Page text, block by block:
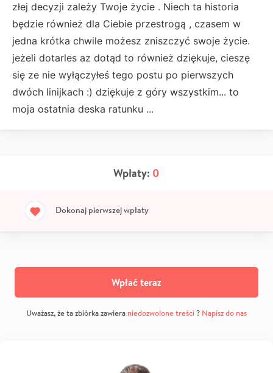
złej decyzji zależy Twoje życie . Niech ta historia
będzie również dla Ciebie przestrogą , czasem w
jedna krótka chwile możesz zniszczyć swoje życie.
jeżeli dotarles az dotąd to również dziękuje, cieszę
się ze nie wyłączyłeś tego postu po pierwszych
dwóch linijkach :) dziękuje z góry wszystkim... to
moja ostatnia deska ratunku ...
Wpłaty: 0
Dokonaj pierwszej wpłaty
Wpłać teraz
Uważasz, że ta zbiórka zawiera niedozwolone treści? Napisz do nas